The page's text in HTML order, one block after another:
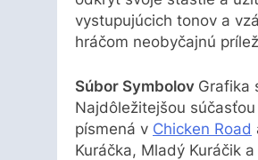
vystupujúcich tonov a
hráčom neobyčajnú
Súbor Symbolov Grafika
Najdôležitejšou
písmená v Chicken Road
Kuráčka, Mladý Kuráčik